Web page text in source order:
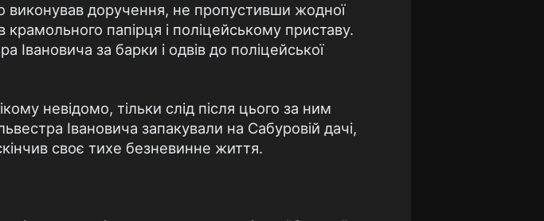
виконував доручення, не пропустивши жодної
папірця і поліцейському приставу.
за барки і одвів до поліцейської
невідомо, тільки слід після цього за ним
Івановича запакували на Сабуровій дачі,
скінчив своє тихе безневинне життя.